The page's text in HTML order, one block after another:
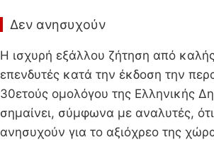
Δεν ανησυχούν
Η ισχυρή εξάλλου ζήτηση από
επενδυτές κατά την έκδοση την
30ετούς ομολόγου της Ελληνικής
σημαίνει, σύμφωνα με αναλυτές,
ανησυχούν για το αξιόχρεο της